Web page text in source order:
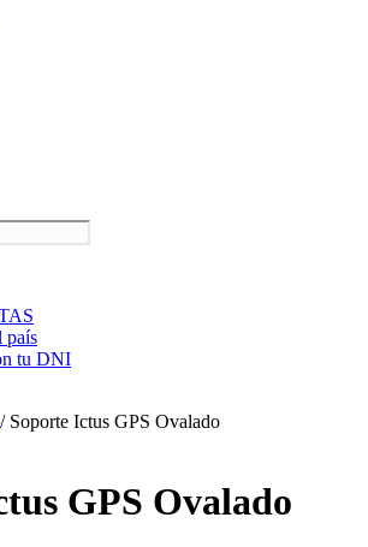
país
tu DNI
/ Soporte Ictus GPS Ovalado
GPS Ovalado